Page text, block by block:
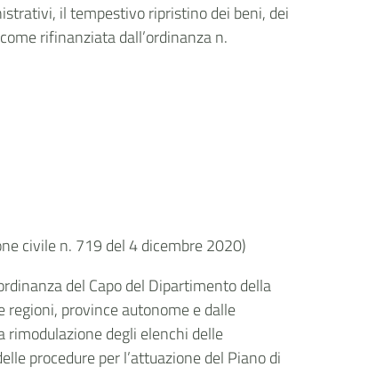
il tempestivo ripristino dei beni, dei
rifinanziata dall’ordinanza n.
civile n. 719 del 4 dicembre 2020)
del Capo del Dipartimento della
province autonome e dalle
degli elenchi delle
procedure per l’attuazione del Piano di